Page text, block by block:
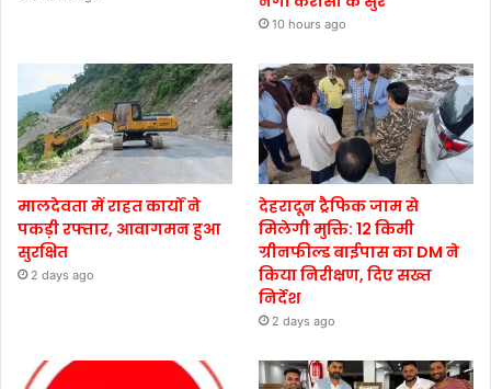
10 hours ago
मालदेवता में राहत कार्यों ने
पकड़ी रफ्तार, आवागमन हुआ
सुरक्षित
2 days ago
देहरादून ट्रैफिक जाम से
मिलेगी मुक्ति: 12 किमी
ग्रीनफील्ड बाईपास का DM ने
किया निरीक्षण, दिए सख्त
निर्देश
2 days ago